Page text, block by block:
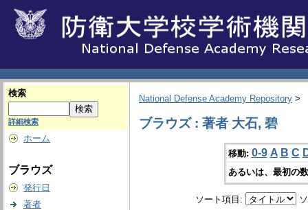
検索
詳細検索
ホーム
ブラウズ
発行日
著者
National Defense Academy Repository >
ブラウズ : 著者 大石, 碧
移動: 0-9 A B C
あるいは、最初の
ソート項目: